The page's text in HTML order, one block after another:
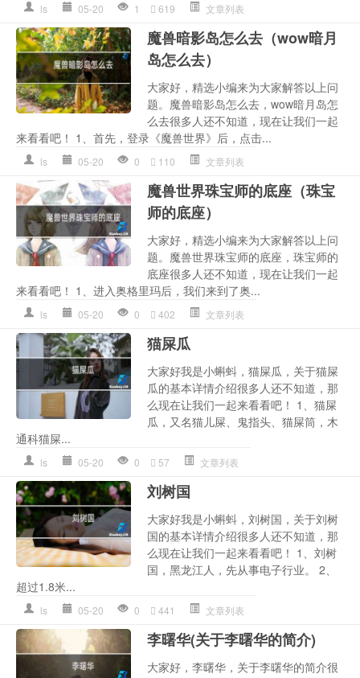
ls 05-20 1 619 文章列表
魔兽暗影岛怎么去（wow暗月
岛怎么去）
大家好，精选小编来为大家解答以上问
题。魔兽暗影岛怎么去，wow暗月岛怎
么去很多人还不知道，现在让我们一起
来看看吧！ 1、首先，登录《魔兽世界》后，点击...
ls 05-20 0 110 文章列表
魔兽世界珠宝师的底座（珠宝
师的底座）
大家好，精选小编来为大家解答以上问
题。魔兽世界珠宝师的底座，珠宝师的
底座很多人还不知道，现在让我们一起
来看看吧！ 1、进入奥格里玛后，我们来到了奥...
ls 05-20 0 402 文章列表
猫屎瓜
大家好我是小蝌蚪，猫屎瓜，关于猫屎
瓜的基本详情介绍很多人还不知道，那
么现在让我们一起来看看吧！ 1、猫屎
瓜，又名猫儿屎、鬼指头、猫屎筒，木
通科猫屎...
ls 05-20 0 57 文章列表
刘树国
大家好我是小蝌蚪，刘树国，关于刘树
国的基本详情介绍很多人还不知道，那
么现在让我们一起来看看吧！ 1、刘树
国，黑龙江人，先从事电子行业。 2、
超过1.8米...
ls 05-20 0 441 文章列表
李曙华(关于李曙华的简介)
大家好，李曙华，关于李曙华的简介很